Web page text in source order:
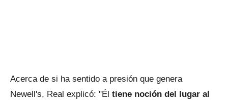
Acerca de si ha sentido a presión que genera
Newell's, Real explicó: "Él tiene noción del lugar al